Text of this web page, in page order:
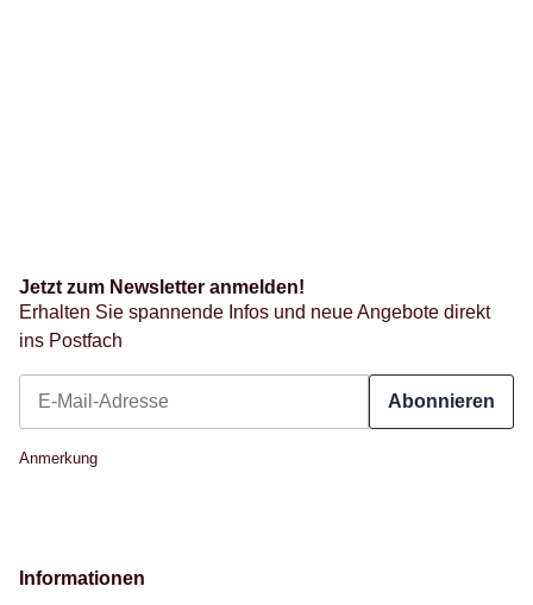
Jetzt zum Newsletter anmelden!
Erhalten Sie spannende Infos und neue Angebote direkt
ins Postfach
Abonnieren
Anmerkung
Informationen